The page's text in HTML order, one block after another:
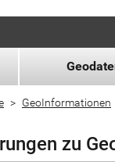
GeoInformationen
zu